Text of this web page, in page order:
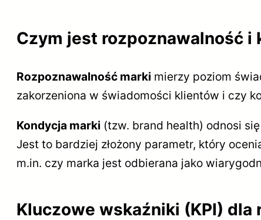
Czym jest rozpoznawalność i
Rozpoznawalność marki mierzy poziom
zakorzeniona w świadomości klientów i czy
Kondycja marki (tzw. brand health) odnosi
Jest to bardziej złożony parametr, który
m.in. czy marka jest odbierana jako
Kluczowe wskaźniki (KPI)